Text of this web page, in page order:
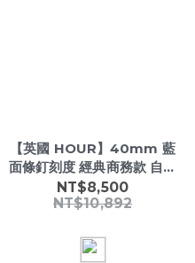
【英國 HOUR】40mm 藍
面條釘刻度 經典商務款 自動
機械腕錶 904L精鋼 男錶
NT$8,500
NT$10,892